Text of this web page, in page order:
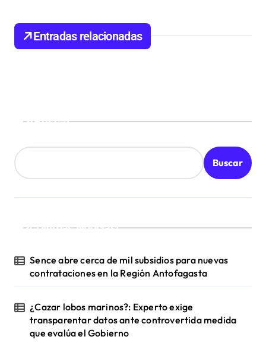
d
e
d
s
Entradas relacionadas
Buscar
Buscar
¡Ultimas Noticias!
Sence abre cerca de mil subsidios para nuevas
contrataciones en la Región Antofagasta
¿Cazar lobos marinos?: Experto exige
transparentar datos ante controvertida medida
que evalúa el Gobierno